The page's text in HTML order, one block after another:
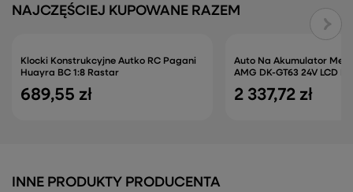
NAJCZĘŚCIEJ KUPOWANE RAZEM
Klocki Konstrukcyjne Autko RC Pagani
Huayra BC 1:8 Rastar
689,55 zł
Auto Na Akumulator
AMG DK-GT63 24V LCD
2 337,72 zł
INNE PRODUKTY PRODUCENTA